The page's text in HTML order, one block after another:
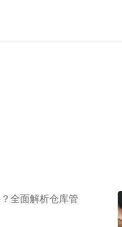
全面解析仓库管